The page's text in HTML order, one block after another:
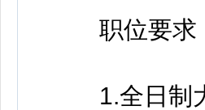
职位要求
1.全日制大